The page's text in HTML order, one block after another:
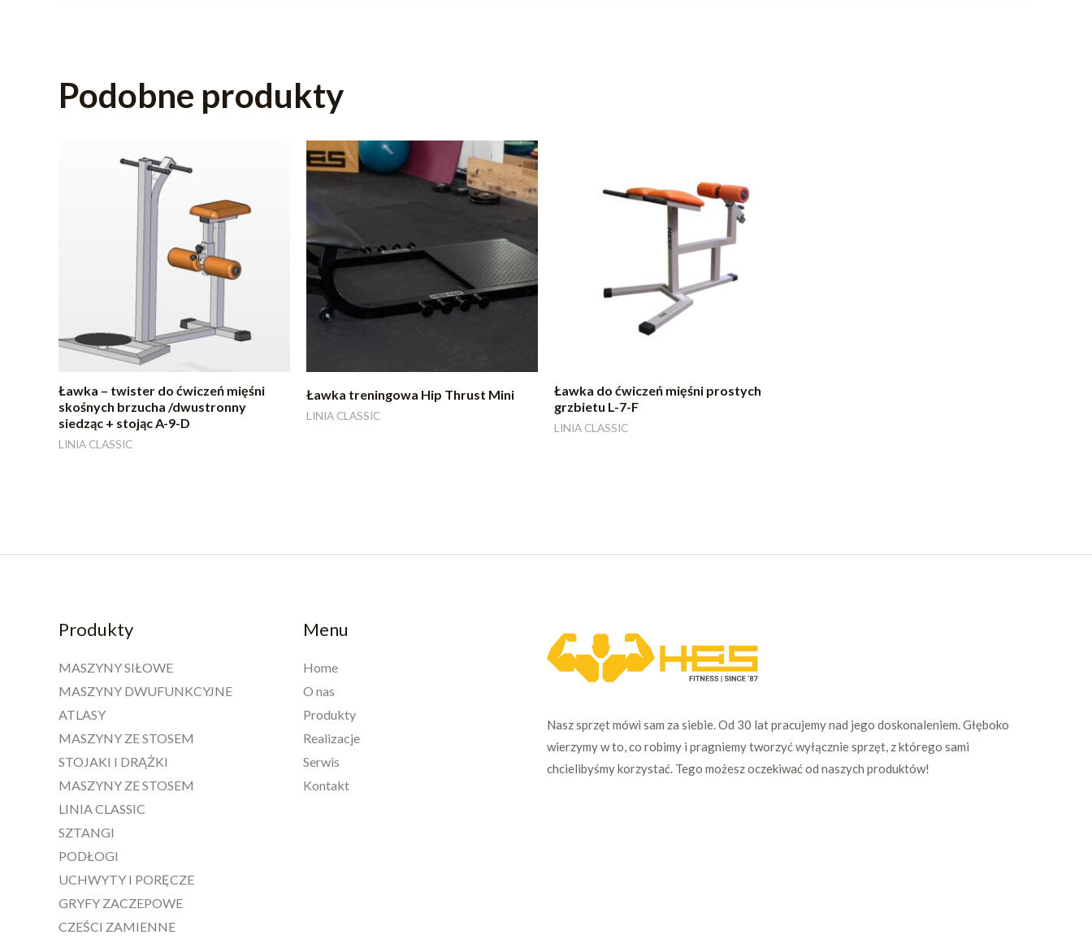
Podobne produkty
Ławka – twister do ćwiczeń mięśni
skośnych brzucha /dwustronny
siedząc + stojąc A-9-D
LINIA CLASSIC
Ławka treningowa Hip Thrust Mini
LINIA CLASSIC
Ławka do ćwiczeń mięśni prostych
grzbietu L-7-F
LINIA CLASSIC
Produkty
MASZYNY SIŁOWE
MASZYNY DWUFUNKCYJNE
ATLASY
MASZYNY ZE STOSEM
STOJAKI I DRĄŻKI
MASZYNY ZE STOSEM
LINIA CLASSIC
SZTANGI
PODŁOGI
UCHWYTY I PORĘCZE
GRYFY ZACZEPOWE
CZEŚCI ZAMIENNE
Menu
Home
O nas
Produkty
Realizacje
Serwis
Kontakt
Nasz sprzęt mówi sam za siebie. Od 30 lat pracujemy nad jego doskonaleniem. Głęboko
wierzymy w to, co robimy i pragniemy tworzyć wyłącznie sprzęt, z którego sami
chcielibyśmy korzystać. Tego możesz oczekiwać od naszych produktów!